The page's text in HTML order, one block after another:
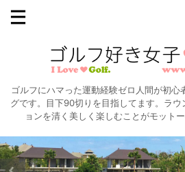
ゴルフにハマった運動経験ゼロ人間が初心
グです。目下90切りを目指してます。ラ
ョンを清く美しく楽しむことがモット